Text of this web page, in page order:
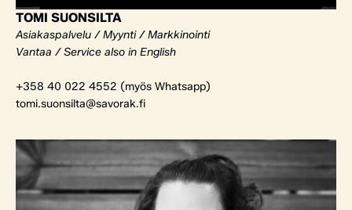
TOMI SUONSILTA
Asiakaspalvelu / Myynti / Markkinointi
Vantaa / Service also in English
+358 40 022 4552 (myös Whatsapp)
tomi.suonsilta@savorak.fi